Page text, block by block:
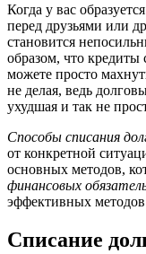
Когда у вас
перед друзьями или
становится
образом, что
можете просто
не делая, ведь
ухудшая и так не
Способы списания
от конкретной
основных методов,
финансовых
эффективных
Списание